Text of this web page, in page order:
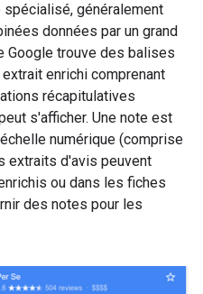
généralement
données par un grand
Google trouve des balises
enrichi comprenant
récapitulatives
s'afficher. Une note est
numérique (comprise
extraits d'avis peuvent
ou dans les fiches
des notes pour les